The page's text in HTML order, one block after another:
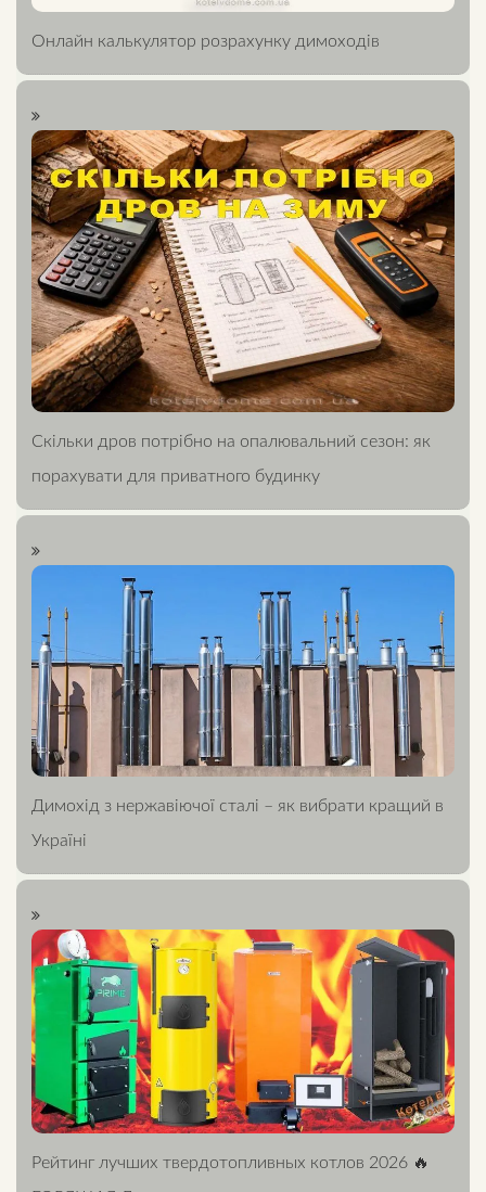
Онлайн калькулятор розрахунку димоходів
Скільки дров потрібно на опалювальний сезон: як
порахувати для приватного будинку
Димохід з нержавіючої сталі – як вибрати кращий в
Україні
Рейтинг лучших твердотопливных котлов 2026 🔥